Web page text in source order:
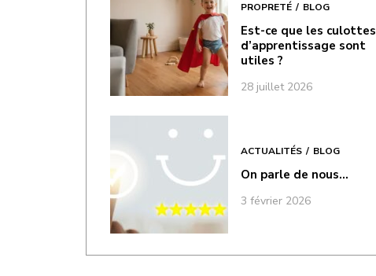
PROPRETÉ
BLOG
Est-ce que les culottes
d’apprentissage sont
utiles ?
28 juillet 2026
ACTUALITÉS BLOG
On parle de nous…
3 février 2026